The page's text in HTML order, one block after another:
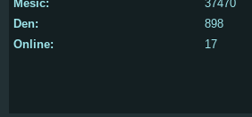
Online: 17
Měsíc:
37470
Den:
898